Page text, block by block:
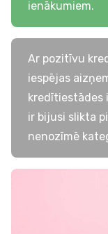
ienākumiem.
Ar pozitīvu
iespējas
kredītiestādes
ir bijusi slikta
nenozīmē